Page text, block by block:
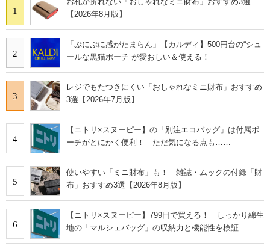
1
【2026年8月版】
2
「ぷにぷに感がたまらん」【カルディ】500円台の“シュ
ールな黒猫ポーチ”が愛おしい＆使える！
3
レジでもたつきにくい「おしゃれなミニ財布」おすすめ
3選【2026年7月版】
4
【ニトリ×スヌーピー】の「別注エコバッグ」は付属ポ
ーチがとにかく便利！ ただ気になる点も……
5
使いやすい「ミニ財布」も！ 雑誌・ムックの付録「財
布」おすすめ3選【2026年8月版】
6
【ニトリ×スヌーピー】799円で買える！ しっかり綿生
地の「マルシェバッグ」の収納力と機能性を検証